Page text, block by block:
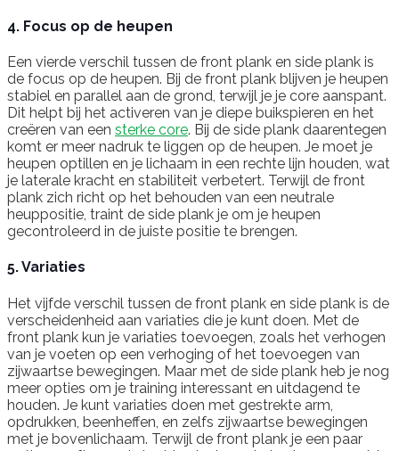
4. Focus op de heupen
Een vierde verschil tussen de front plank en side plank is
de focus op de heupen. Bij de front plank blijven je heupen
stabiel en parallel aan de grond, terwijl je je core aanspant.
Dit helpt bij het activeren van je diepe buikspieren en het
creëren van een sterke core. Bij de side plank daarentegen
komt er meer nadruk te liggen op de heupen. Je moet je
heupen optillen en je lichaam in een rechte lijn houden, wat
je laterale kracht en stabiliteit verbetert. Terwijl de front
plank zich richt op het behouden van een neutrale
heuppositie, traint de side plank je om je heupen
gecontroleerd in de juiste positie te brengen.
5. Variaties
Het vijfde verschil tussen de front plank en side plank is de
verscheidenheid aan variaties die je kunt doen. Met de
front plank kun je variaties toevoegen, zoals het verhogen
van je voeten op een verhoging of het toevoegen van
zijwaartse bewegingen. Maar met de side plank heb je nog
meer opties om je training interessant en uitdagend te
houden. Je kunt variaties doen met gestrekte arm,
opdrukken, beenheffen, en zelfs zijwaartse bewegingen
met je bovenlichaam. Terwijl de front plank je een paar